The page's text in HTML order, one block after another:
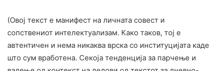
(Овој текст е манифест на личната совест и
сопствениот интелектуализам. Како таков, тој е
автентичен и нема никаква врска со институцијата каде
што сум вработена. Секоја тенденција за парчење и